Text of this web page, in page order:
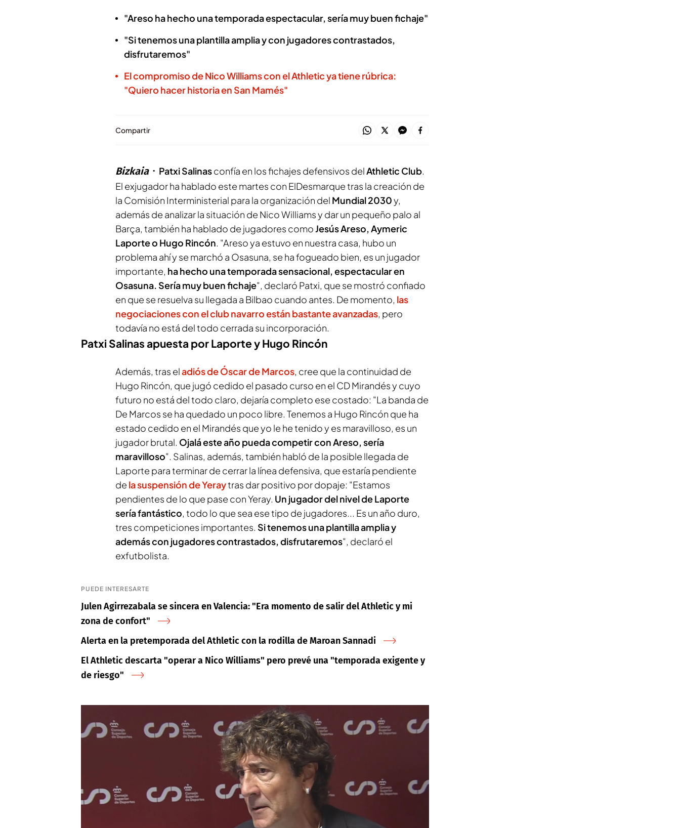
"Areso ha hecho una temporada espectacular, sería muy buen fichaje"
"Si tenemos una plantilla amplia y con jugadores contrastados,
disfrutaremos"
El compromiso de Nico Williams con el Athletic ya tiene rúbrica:
"Quiero hacer historia en San Mamés"
Compartir
Bizkaia Patxi Salinasconfía en los fichajes defensivos delAthletic Club.
El exjugador ha hablado este martes con ElDesmarquetras la creación de
la Comisión Interministerial para la organización del Mundial 2030y,
además de analizar la situación de Nico Williams y dar un pequeño palo al
Barça, también ha hablado de jugadores comoJesús Areso, Aymeric
Laporte o Hugo Rincón. "Areso ya estuvo en nuestra casa, hubo un
problema ahí y se marchó a Osasuna, se ha fogueado bien, es un jugador
importante, ha hecho una temporada sensacional, espectacular en
Osasuna. Sería muy buen fichaje", declaró Patxi, que se mostró confiado
en que se resuelva su llegada a Bilbao cuando antes. De momento, las
negociaciones con el club navarro están bastante avanzadas, pero
todavía no está del todo cerrada su incorporación.
Patxi Salinas apuesta por Laporte y Hugo Rincón
Además, tras eladiós de Óscar de Marcos, cree que la continuidad de
Hugo Rincón, que jugó cedido el pasado curso en el CD Mirandés y cuyo
futuro no está del todo claro, dejaría completo ese costado: "La banda de
De Marcos se ha quedado un poco libre. Tenemos a Hugo Rincón que ha
estado cedido en el Mirandés que yo le he tenido y es maravilloso, es un
jugador brutal. Ojalá este año pueda competir con Areso, sería
maravilloso". Salinas, además, también habló de la posible llegada de
Laporte para terminar de cerrar la línea defensiva, que estaría pendiente
de la suspensión de Yeraytras dar positivo por dopaje: "Estamos
pendientes de lo que pase con Yeray. Un jugador del nivel de Laporte
sería fantástico, todo lo que sea ese tipo de jugadores... Es un año duro,
tres competiciones importantes. Si tenemos una plantilla amplia y
además con jugadores contrastados, disfrutaremos", declaró el
exfutbolista.
PUEDE INTERESARTE
Julen Agirrezabala se sincera en Valencia: "Era momento de salir del Athletic y mi
zona de confort"
Alerta en la pretemporada del Athletic con la rodilla de Maroan Sannadi
El Athletic descarta "operar a Nico Williams" pero prevé una "temporada exigente y
de riesgo"